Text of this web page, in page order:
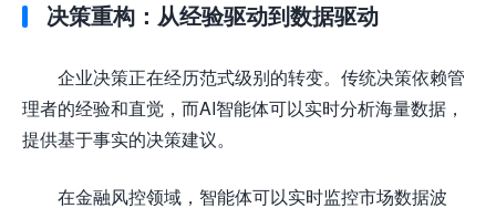
决策重构：从经验驱动到数据驱动
企业决策正在经历范式级别的转变。传统决策依赖管
理者的经验和直觉，而AI智能体可以实时分析海量数据，
提供基于事实的决策建议。
在金融风控领域，智能体可以实时监控市场数据波